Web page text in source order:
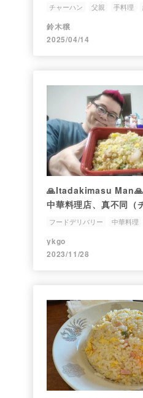
チャーハン 父親 手料理
鈴木穣
2025/04/14
🙏Itadakimasu
中華料理店、真不同（
目炒飯をウーバーイー
フードデリバリー 中華料理
ykgo
2023/11/28